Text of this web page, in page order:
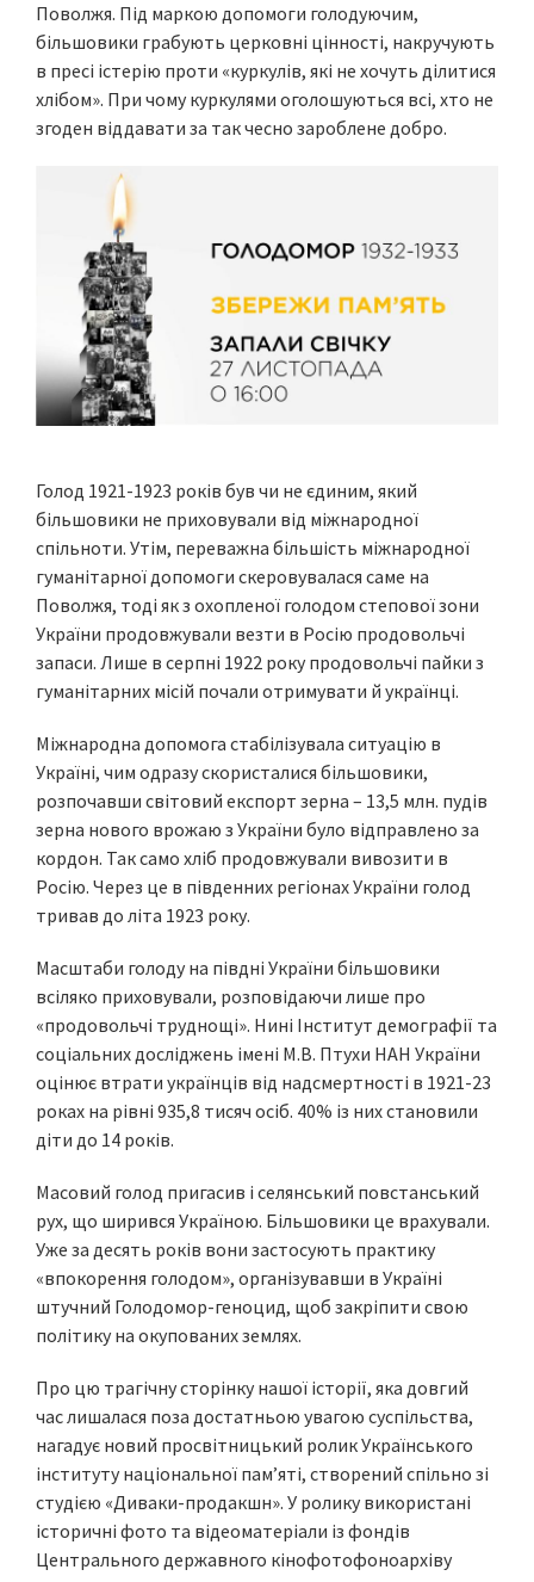
Поволжя. Під маркою допомоги голодуючим,
більшовики грабують церковні цінності, накручують
в пресі істерію проти «куркулів, які не хочуть ділитися
хлібом». При чому куркулями оголошуються всі, хто не
згоден віддавати за так чесно зароблене добро.
Голод 1921-1923 років був чи не єдиним, який
більшовики не приховували від міжнародної
спільноти. Утім, переважна більшість міжнародної
гуманітарної допомоги скеровувалася саме на
Поволжя, тоді як з охопленої голодом степової зони
України продовжували везти в Росію продовольчі
запаси. Лише в серпні 1922 року продовольчі пайки з
гуманітарних місій почали отримувати й українці.
Міжнародна допомога стабілізувала ситуацію в
Україні, чим одразу скористалися більшовики,
розпочавши світовий експорт зерна – 13,5 млн. пудів
зерна нового врожаю з України було відправлено за
кордон. Так само хліб продовжували вивозити в
Росію. Через це в південних регіонах України голод
тривав до літа 1923 року.
Масштаби голоду на півдні України більшовики
всіляко приховували, розповідаючи лише про
«продовольчі труднощі». Нині Інститут демографії та
соціальних досліджень імені М.В. Птухи НАН України
оцінює втрати українців від надсмертності в 1921-23
роках на рівні 935,8 тисяч осіб. 40% із них становили
діти до 14 років.
Масовий голод пригасив і селянський повстанський
рух, що ширився Україною. Більшовики це врахували.
Уже за десять років вони застосують практику
«впокорення голодом», організувавши в Україні
штучний Голодомор-геноцид, щоб закріпити свою
політику на окупованих землях.
Про цю трагічну сторінку нашої історії, яка довгий
час лишалася поза достатньою увагою суспільства,
нагадує новий просвітницький ролик Українського
інституту національної пам’яті, створений спільно зі
студією «Диваки-продакшн». У ролику використані
історичні фото та відеоматеріали із фондів
Центрального державного кінофотофоноархіву